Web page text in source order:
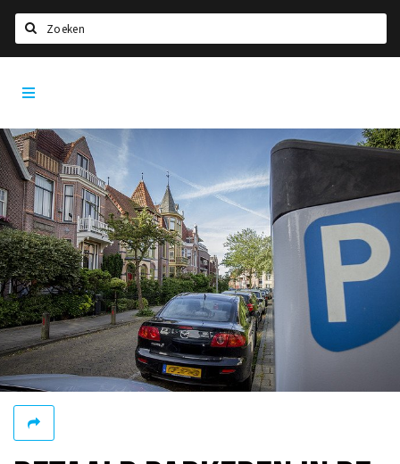
Home
Agenda
Bioscoopagenda
Deals
Nieuws
Leuke tips & trends
Interviews
Eten
Drinken
Slapen
Recreatief